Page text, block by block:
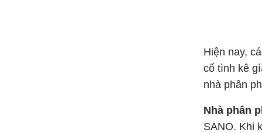
Hiện nay,
cố tình kê
nhà phân
Nhà phân
SANO. Khi